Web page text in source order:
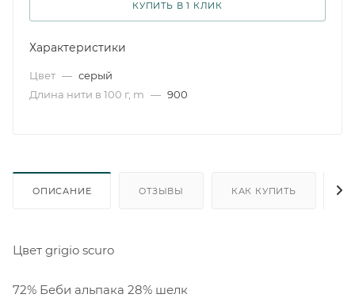
КУПИТЬ В 1 КЛИК
Характеристики
Цвет — серый
Длина нити в 100 г, m — 900
ОПИСАНИЕ ОТЗЫВЫ КАК КУПИТЬ
Цвет grigio scuro
72% Беби альпака 28% шелк